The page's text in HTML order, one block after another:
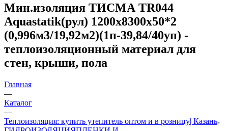
Мин.изоляция ТИСМА TR044
Aquastatik(рул) 1200х8300х50*2
(0,996м3/19,92м2)(1п-39,84/40уп) -
теплоизоляционный материал для
стен, крыши, пола
Главная
—
Каталог
—
Теплоизоляция: купить утепитель оптом и в розницу| Казань